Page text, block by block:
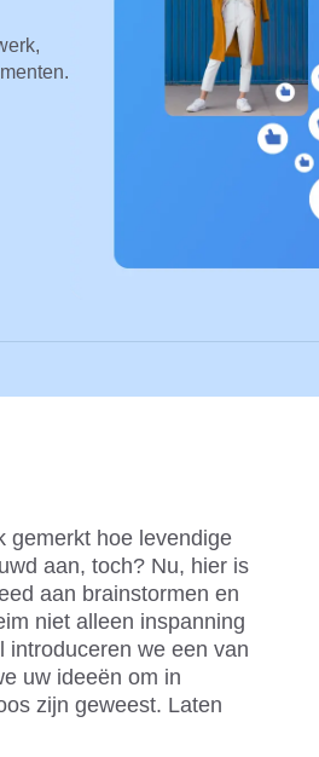
gemerkt hoe levendige
aan, toch? Nu, hier is
aan brainstormen en
niet alleen inspanning
introduceren we een van
uw ideeën om in
zijn geweest. Laten